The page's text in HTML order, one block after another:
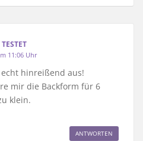
11:06 Uhr
hinreißend aus!
mir die Backform für 6
klein.
ANTWORTEN